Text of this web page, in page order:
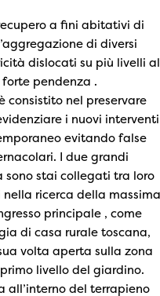
a fini abitativi di
di diversi
dislocati su più livelli al
pendenza .
consistito nel preservare
i nuovi interventi
evitando false
I due grandi
stai collegati tra loro
ricerca della massima
principale , come
di casa rurale toscana,
volta aperta sulla zona
livello del giardino.
all’interno del terrapieno